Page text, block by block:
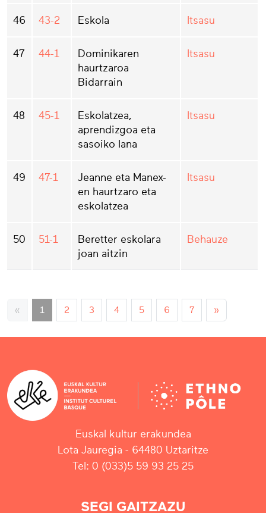
46 43-2 Eskola Itsasu
47 44-1
Dominikaren
haurtzaroa
Bidarrain
Itsasu
48 45-1
Eskolatzea,
aprendizgoa eta
sasoiko lana
Itsasu
49 47-1
Jeanne eta Manex-
en haurtzaro eta
eskolatzea
Itsasu
50 51-1
Beretter eskolara
joan aitzin
Behauze
« 1 2 3 4 5 6 7 »
Euskal kultur erakundea
Lota Jauregia - 64480 Uztaritze
Tel: 0 (033)5 59 93 25 25
SEGI GAITZAZU